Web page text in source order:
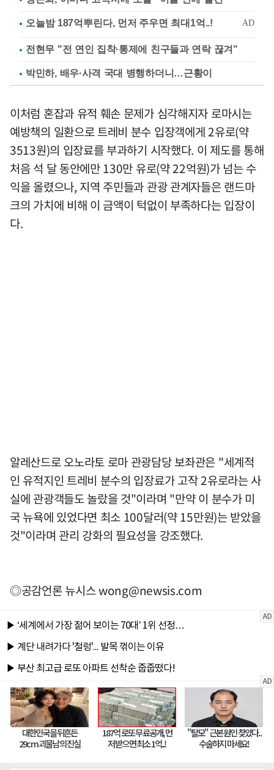
전현무 "전 연인 집착·통제에 친구들과 연락 끊겨"
박민하, 배우·사격 국대 병행하더니…근황이
이처럼 혼잡과 유적 훼손 문제가 심각해지자 로마시는
예방책의 일환으로 트레비 분수 입장객에게 2유로(약
3513원)의 입장료를 부과하기 시작했다. 이 제도를 통해
처음 석 달 동안에만 130만 유로(약 22억원)가 넘는 수
익을 올렸으나, 지역 주민들과 관광 관계자들은 랜드마
크의 가치에 비해 이 금액이 턱없이 부족하다는 입장이
다.
알레산드로 오노라토 로마 관광담당 보좌관은 "세계적
인 유적지인 트레비 분수의 입장료가 고작 2유로라는 사
실에 관광객들도 놀랐을 것"이라며 "만약 이 분수가 미
국 뉴욕에 있었다면 최소 100달러(약 15만원)는 받았을
것"이라며 관리 강화의 필요성을 강조했다.
◎공감언론 뉴시스wong@newsis.com